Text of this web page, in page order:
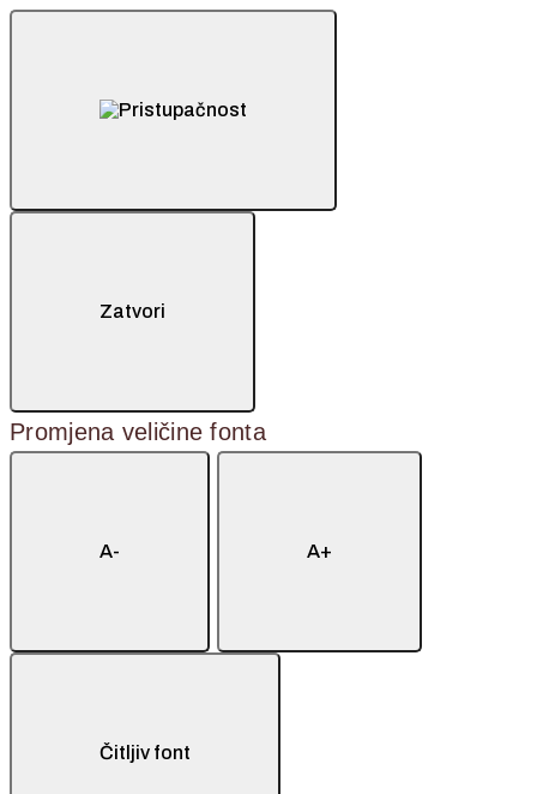
Zatvori
Promjena veličine fonta
A- A+
Čitljiv font